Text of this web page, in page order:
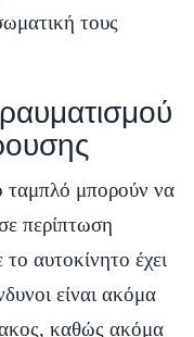
τους
μπορούν να
περίπτωση
αυτοκίνητο έχει
είναι ακόμα
καθώς ακόμα